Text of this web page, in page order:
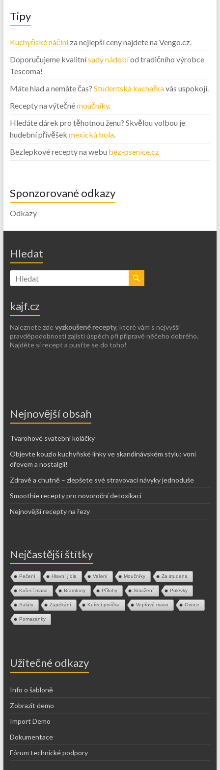
Tipy
Kuchyňské náčiníza nejlepší ceny najdete na Vengo.cz.
Doporučujeme kvalitnísady nádobíod tradičního výrobce
Tescoma!
Máte hlad a nemáte čas? Studentská kuchařkavás uspokojí.
Recepty na výtečnémoučníky.
Hledáte dárek pro těhotnou ženu? Skvělou volbou je
hudební přívěšek mexická bola.
Bezlepkové recepty na webu bez-psenice.cz
Sponzorované odkazy
Odkazy
Hledat
kajf.cz
Naleznete zde vyzkoušené recepty, které vám s nejvyšší
pravděpodobností zajistí úspěch při přípravě něčeho dobrého.
Najděte si recept a pusťte se do toho!
Nejnovější obsah
Tvarohové svatební koláčky
Objevte kouzlo kuchyňské linky ve skandinávském stylu: voní
dřevem a nostalgií!
Zdravě a chutně – zlepšete své stravovací návyky jednoduše
Smoothie recepty pro novoroční detoxikaci
Nejnovější recepty na řezy
Nejčastější štítky
Pečení Hlavní jídla Vaření Moučníky Za studena
Kuřecí maso Brambory Přílohy Smažení Polévky
Saláty Zapékání Kuřecí prsíčka Vepřové maso Ovoce
Pomazánky
Užitečné odkazy
Info o šabloně
Zobrazit demo
Import Demo
Dokumentace
Fórum technické podpory